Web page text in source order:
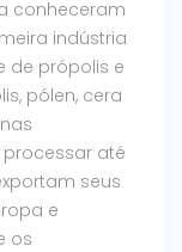
conheceram
indústria
de própolis e
pólen, cera
até
seus
e
os